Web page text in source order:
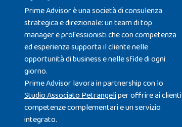
Prime Advisor è una società di consulenza
strategica e direzionale: un team di top
manager e professionisti che con competenza
ed esperienza supporta il cliente nelle
opportunità di business e nelle sfide di ogni
giorno.
Prime Advisor lavora in partnership con lo
Studio Associato Petrangeliper offrire ai clienti
competenze complementari e un servizio
integrato.